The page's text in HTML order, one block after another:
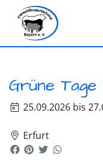
Grüne Tage
25.09.2026 bis
Erfurt